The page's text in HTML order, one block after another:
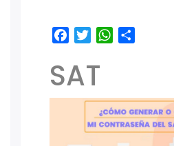
Facebook
TwitterWhatsApp
SAT